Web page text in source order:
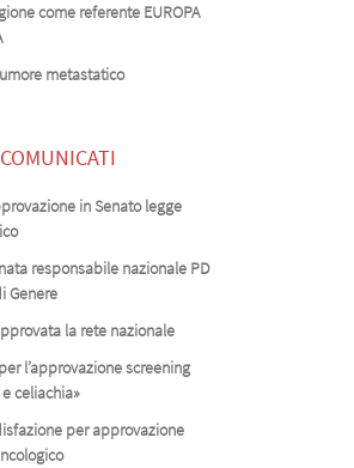
come referente EUROPA
metastatico
in Senato legge
responsabile nazionale PD
Genere
la rete nazionale
l’approvazione screening
celiachia»
per approvazione